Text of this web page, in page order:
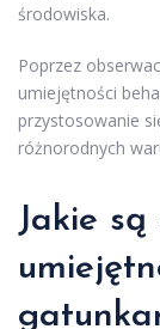
środowiska.
Poprzez
umiejętności
przystosowanie
różnorodnych
Jakie są